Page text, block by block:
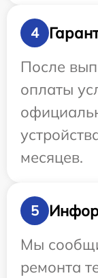
4
После
оплаты
месяцев.
5
Мы
ремонта